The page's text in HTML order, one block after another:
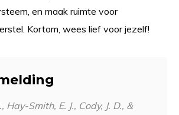
en maak ruimte voor
Kortom, wees lief voor jezelf!
Hay-Smith, E. J., Cody, J. D., &